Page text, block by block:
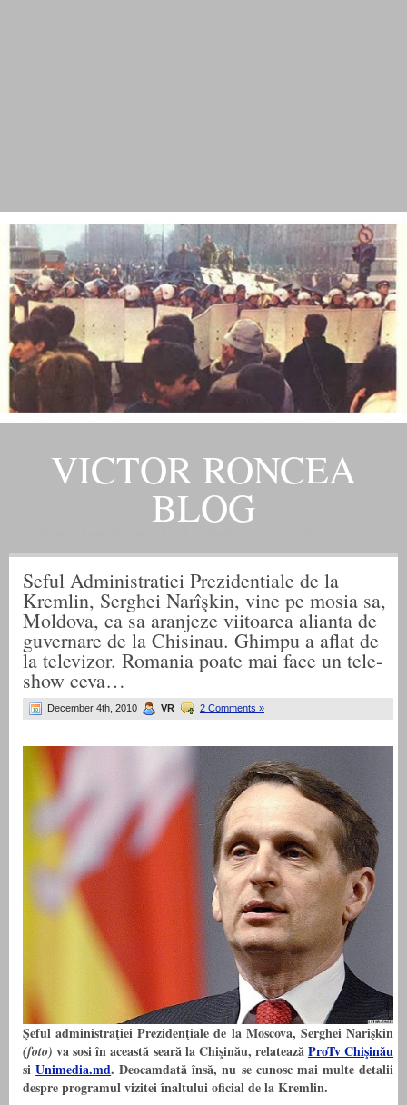
VICTOR RONCEA
BLOG
Seful Administratiei Prezidentiale de la
Kremlin, Serghei Narîşkin, vine pe mosia sa,
Moldova, ca sa aranjeze viitoarea alianta de
guvernare de la Chisinau. Ghimpu a aflat de
la televizor. Romania poate mai face un tele-
show ceva…
December 4th, 2010 VR 2 Comments »
Şeful administraţiei Prezidenţiale de la Moscova, Serghei Narîşkin
(foto) va sosi în această seară la Chişinău, relateazăProTv Chişinău
siUnimedia.md. Deocamdată însă, nu se cunosc mai multe detalii
despre programul vizitei înaltului oficial de la Kremlin.